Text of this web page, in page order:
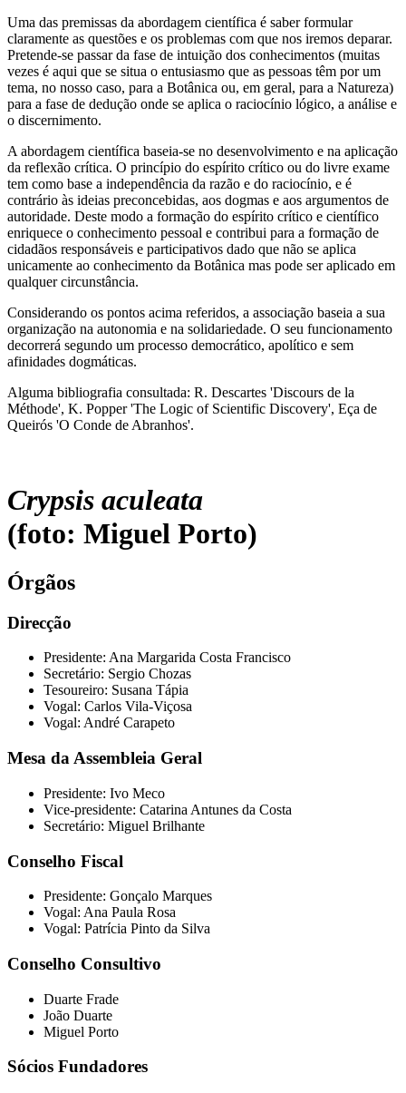
Uma das premissas da abordagem científica é saber formular
claramente as questões e os problemas com que nos iremos deparar.
Pretende-se passar da fase de intuição dos conhecimentos (muitas
vezes é aqui que se situa o entusiasmo que as pessoas têm por um
tema, no nosso caso, para a Botânica ou, em geral, para a Natureza)
para a fase de dedução onde se aplica o raciocínio lógico, a análise e
o discernimento.
A abordagem científica baseia-se no desenvolvimento e na aplicação
da reflexão crítica. O princípio do espírito crítico ou do livre exame
tem como base a independência da razão e do raciocínio, e é
contrário às ideias preconcebidas, aos dogmas e aos argumentos de
autoridade. Deste modo a formação do espírito crítico e científico
enriquece o conhecimento pessoal e contribui para a formação de
cidadãos responsáveis e participativos dado que não se aplica
unicamente ao conhecimento da Botânica mas pode ser aplicado em
qualquer circunstância.
Considerando os pontos acima referidos, a associação baseia a sua
organização na autonomia e na solidariedade. O seu funcionamento
decorrerá segundo um processo democrático, apolítico e sem
afinidades dogmáticas.
Alguma bibliografia consultada: R. Descartes 'Discours de la
Méthode', K. Popper 'The Logic of Scientific Discovery', Eça de
Queirós 'O Conde de Abranhos'.
Crypsis aculeata
(foto: Miguel Porto)
Órgãos
Direcção
Presidente: Ana Margarida Costa Francisco
Secretário: Sergio Chozas
Tesoureiro: Susana Tápia
Vogal: Carlos Vila-Viçosa
Vogal: André Carapeto
Mesa da Assembleia Geral
Presidente: Ivo Meco
Vice-presidente: Catarina Antunes da Costa
Secretário: Miguel Brilhante
Conselho Fiscal
Presidente: Gonçalo Marques
Vogal: Ana Paula Rosa
Vogal: Patrícia Pinto da Silva
Conselho Consultivo
Duarte Frade
João Duarte
Miguel Porto
Sócios Fundadores